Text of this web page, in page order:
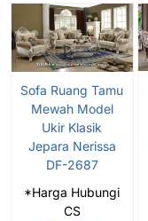
Sofa Ruang Tamu
Mewah Model
Ukir Klasik
Jepara Nerissa
DF-2687
*Harga Hubungi
CS